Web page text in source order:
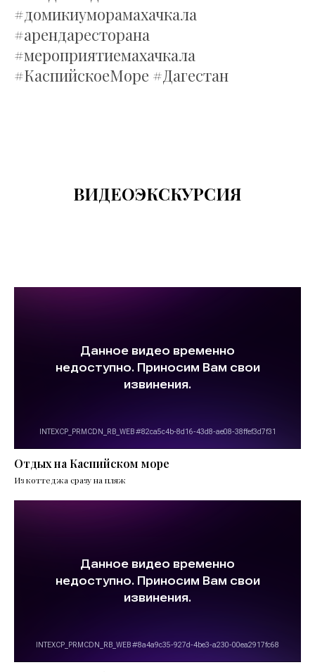
#домикиуморамахачкала
#арендаресторана
#мероприятиемахачкала
#КаспийскоеМоре #Дагестан
ВИДЕОЭКСКУРСИЯ
Отдых на Каспийском море
Из коттеджа сразу на пляж